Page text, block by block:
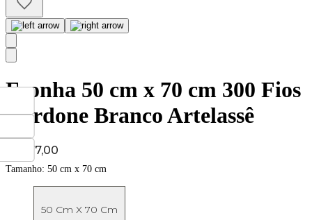
Fronha 50 cm x 70 cm 300 Fios
Cordone Branco Artelassê
Price:
R$ 177,00
Tamanho: 50 cm x 70 cm
50 Cm X 70 Cm